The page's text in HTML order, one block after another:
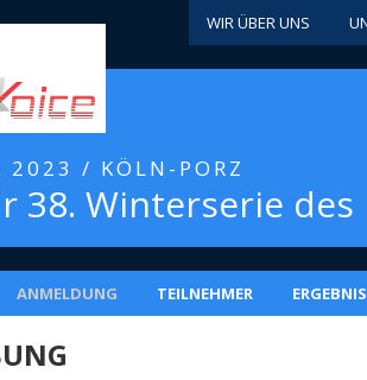
WIR ÜBER UNS
2023 / KÖLN-PORZ
38. Winterserie des
ANMELDUNG TEILNEHMER